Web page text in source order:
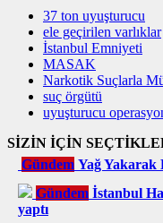
37 ton uyuşturucu
ele geçirilen varlıklar
İstanbul Emniyeti
MASAK
Narkotik Suçlarla
suç örgütü
uyuşturucu
SİZİN İÇİN
Gündem Yağ Yakarak
Gündem İstanbul
yaptı